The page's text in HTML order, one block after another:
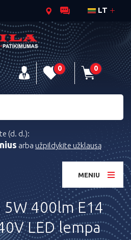
LT
0 0
(d. d.):
arba užpildykite užklausą
MENIU
5W 400lm E14
LED lempa